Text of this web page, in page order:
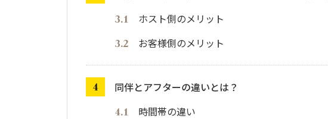
ホスト側のメリット
お客様側のメリット
同伴とアフターの違いとは？
時間帯の違い